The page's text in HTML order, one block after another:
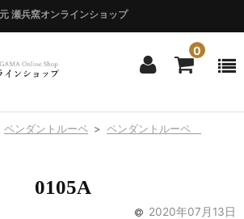
瀬兵窯オンラインショップ
0
ペンダントルーペ > ペンダントルーペ
0105A
2020年07月13日